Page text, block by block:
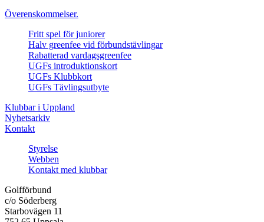
Överenskommelser.
Fritt spel för juniorer
Halv greenfee vid förbundstävlingar
Rabatterad vardagsgreenfee
UGFs introduktionskort
UGFs Klubbkort
UGFs Tävlingsutbyte
Klubbar i Uppland
Nyhetsarkiv
Kontakt
Styrelse
Webben
Kontakt med klubbar
Golfförbund
c/o Söderberg
Starbovägen 11